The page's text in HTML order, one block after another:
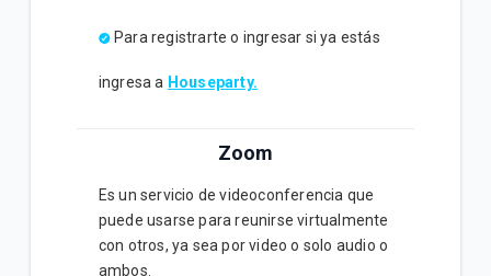
Para registrarte o ingresar si ya estás
ingresa a Houseparty.
Zoom
Es un servicio de videoconferencia que
puede usarse para reunirse virtualmente
con otros, ya sea por video o solo audio o
ambos.